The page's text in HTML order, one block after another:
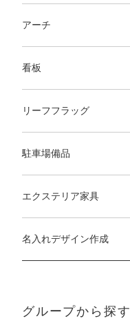
アーチ
看板
リーフフラッグ
駐車場備品
エクステリア家具
名入れデザイン作成
グループから探す